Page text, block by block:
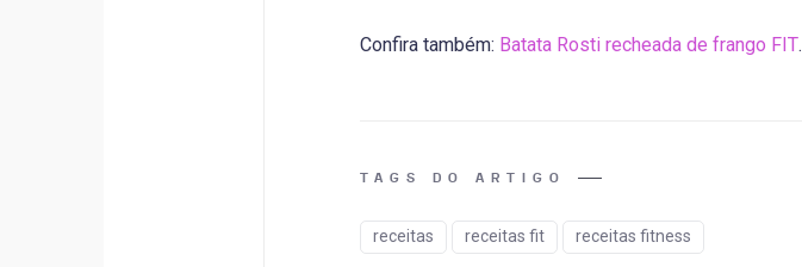
Confira também: Batata Rosti recheada de frango FIT.
TAGS DO ARTIGO
receitas receitas fit receitas fitness